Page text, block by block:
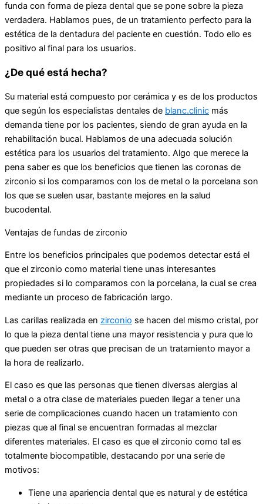
funda con forma de pieza dental que se pone sobre la pieza
verdadera. Hablamos pues, de un tratamiento perfecto para la
estética de la dentadura del paciente en cuestión. Todo ello es
positivo al final para los usuarios.
¿De qué está hecha?
Su material está compuesto por cerámica y es de los productos
que según los especialistas dentales de blanc.clinic más
demanda tiene por los pacientes, siendo de gran ayuda en la
rehabilitación bucal. Hablamos de una adecuada solución
estética para los usuarios del tratamiento. Algo que merece la
pena saber es que los beneficios que tienen las coronas de
zirconio si los comparamos con los de metal o la porcelana son
los que se suelen usar, bastante mejores en la salud
bucodental.
Ventajas de fundas de zirconio
Entre los beneficios principales que podemos detectar está el
que el zirconio como material tiene unas interesantes
propiedades si lo comparamos con la porcelana, la cual se crea
mediante un proceso de fabricación largo.
Las carillas realizada en zirconio se hacen del mismo cristal, por
lo que la pieza dental tiene una mayor resistencia y pura que lo
que pueden ser otras que precisan de un tratamiento mayor a
la hora de realizarlo.
El caso es que las personas que tienen diversas alergias al
metal o a otra clase de materiales pueden llegar a tener una
serie de complicaciones cuando hacen un tratamiento con
piezas que al final se encuentran formadas al mezclar
diferentes materiales. El caso es que el zirconio como tal es
totalmente biocompatible, destacando por una serie de
motivos:
Tiene una apariencia dental que es natural y de estética